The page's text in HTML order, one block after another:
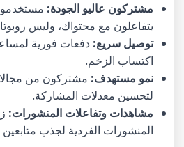
مشتركون عاليو الجودة:
يتفاعلون مع محتواك، وليس
توصيل سريع: دفعات فورية
اكتساب الزخم.
نمو مستهدف: مشتركون من
لتحسين معدلات المشاركة.
مشاهدات وتفاعلات المنشورات:
المنشورات الفردية لجذب